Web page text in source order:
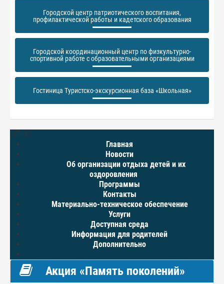
Городской центр патриотического воспитания,
профилактической работы и кадетского образования
Городской координационный центр по физкультурно-
спортивной работе с образовательными организациями
Гостиница Туристско-экскурсионная база «Школьная»
МЕНЮ
Главная
Новости
Об организации отдыха детей и их
оздоровления
Программы
Контакты
Материально-техническое обеспечение
Услуги
Доступная среда
Информация для родителей
Дополнительно
Акция «Память поколений»